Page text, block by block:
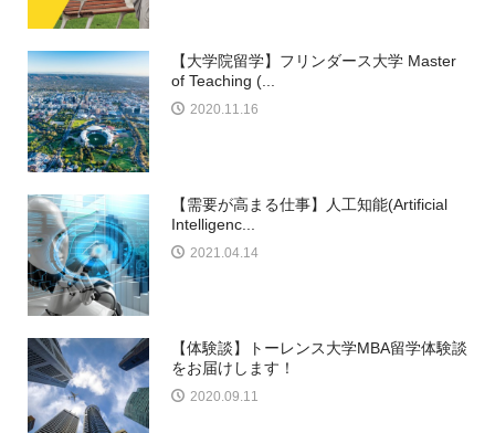
【大学院留学】フリンダース大学 Master
of Teaching (...
2020.11.16
【需要が高まる仕事】人工知能(Artificial
Intelligenc...
2021.04.14
【体験談】トーレンス大学MBA留学体験談
をお届けします！
2020.09.11